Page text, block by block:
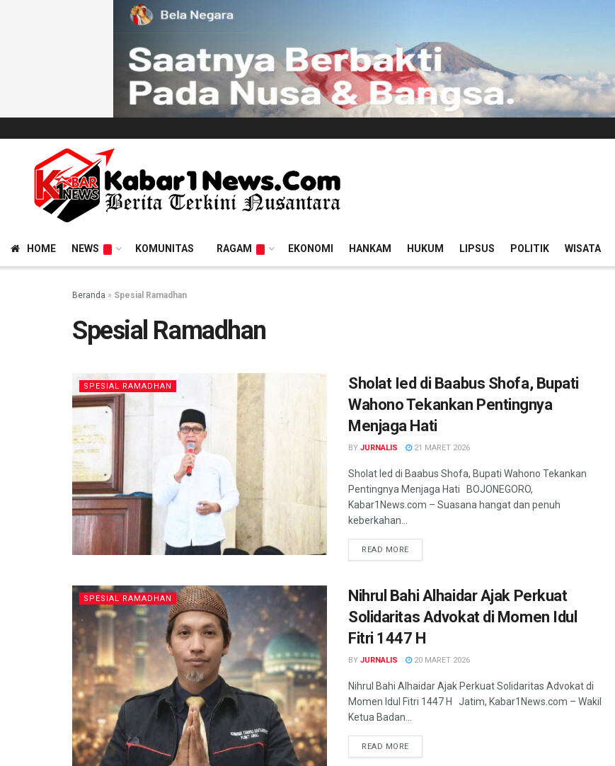
HOME NEWS KOMUNITAS RAGAM EKONOMI HANKAM HUKUM LIPSUS POLITIK WISATA
Beranda » Spesial Ramadhan
Spesial Ramadhan
SPESIAL RAMADHAN
Sholat Ied di Baabus Shofa, Bupati
Wahono Tekankan Pentingnya
Menjaga Hati
BY JURNALIS 21 MARET 2026
Sholat Ied di Baabus Shofa, Bupati Wahono Tekankan
Pentingnya Menjaga Hati BOJONEGORO,
Kabar1News.com – Suasana hangat dan penuh
keberkahan...
READ MORE
SPESIAL RAMADHAN
Nihrul Bahi Alhaidar Ajak Perkuat
Solidaritas Advokat di Momen Idul
Fitri 1447 H
BY JURNALIS 20 MARET 2026
Nihrul Bahi Alhaidar Ajak Perkuat Solidaritas Advokat di
Momen Idul Fitri 1447 H Jatim, Kabar1News.com – Wakil
Ketua Badan...
READ MORE